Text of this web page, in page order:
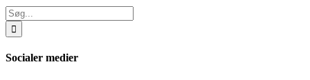
Søg
efter:
Socialer medier